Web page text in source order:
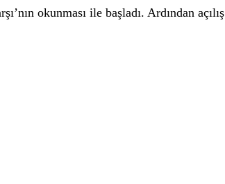
okunması ile başladı. Ardından açılış